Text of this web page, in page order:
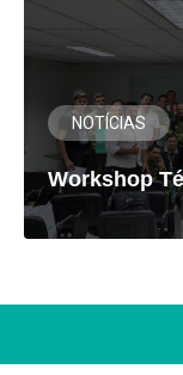
NOTÍCIAS
Workshop